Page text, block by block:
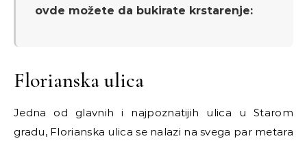
ovde možete da bukirate krstarenje:
Florianska ulica
Jedna od glavnih i najpoznatijih ulica u Starom
gradu, Florianska ulica se nalazi na svega par metara